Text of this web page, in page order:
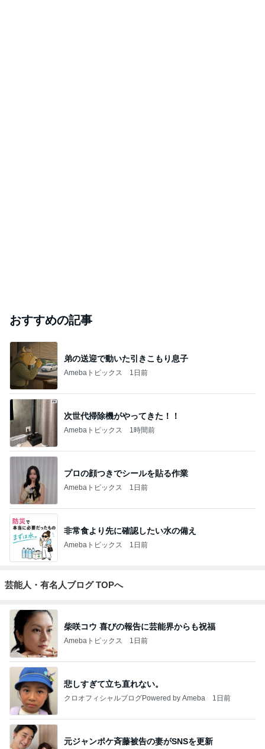
おすすめの記事
弟の送迎で動いた引きこもり息子
Amebaトピックス 1日前
次世代掃除機がやってきた！！
Amebaトピックス 1時間前
プロの顔つきでシールを貼る作業
Amebaトピックス 1日前
非常食より先に確認したい水の備え
Amebaトピックス 1日前
芸能人・有名人ブログ TOPへ
柴咲コウ 喜びの報告に芸能界からも祝福
Amebaトピックス 1日前
悲しすぎて立ち直れない。
クロオフィシャルブログPowered by Ameba 1日前
元ジャンポケ斉藤被告の妻がSNSを更新